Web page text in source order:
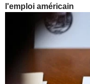
l'emploi américain